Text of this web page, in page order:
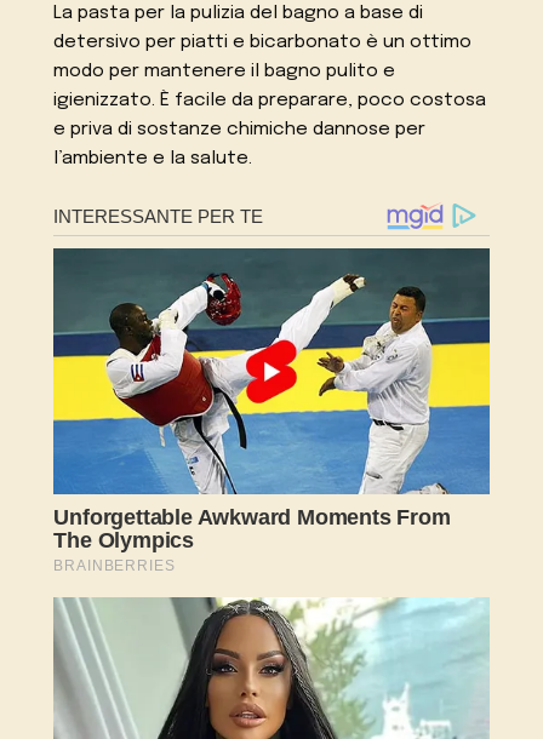
La pasta per la pulizia del bagno a base di
detersivo per piatti e bicarbonato è un ottimo
modo per mantenere il bagno pulito e
igienizzato. È facile da preparare, poco costosa
e priva di sostanze chimiche dannose per
l’ambiente e la salute.